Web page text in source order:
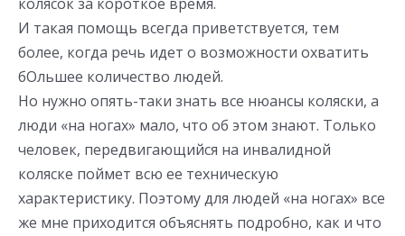
И такая помощь всегда приветствуется, тем
более, когда речь идет о возможности охватить
бОльшее количество людей.
Но нужно опять-таки знать все нюансы коляски, а
люди «на ногах» мало, что об этом знают. Только
человек, передвигающийся на инвалидной
коляске поймет всю ее техническую
характеристику. Поэтому для людей «на ногах» все
же мне приходится объяснять подробно, как и что